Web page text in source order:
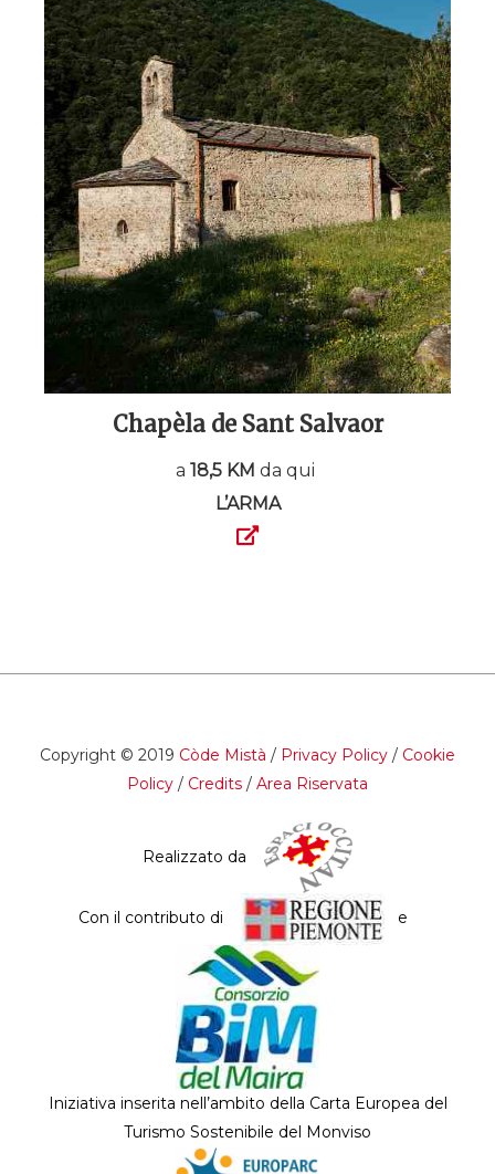
Chapèla de Sant Salvaor
a 18,5 KM da qui
L’ARMA
Copyright © 2019 Còde Mistà / Privacy Policy / Cookie
Policy / Credits / Area Riservata
Realizzato da
Con il contributo di e
Iniziativa inserita nell’ambito della Carta Europea del
Turismo Sostenibile del Monviso